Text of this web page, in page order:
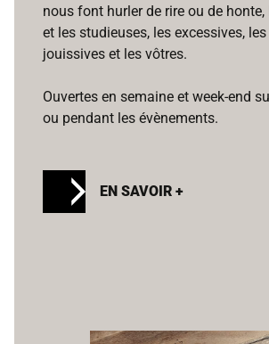
nous font hurler de rire ou de
et les studieuses, les excessives,
jouissives et les vôtres.
Ouvertes en semaine et week-end
ou pendant les évènements.
EN SAVOIR +